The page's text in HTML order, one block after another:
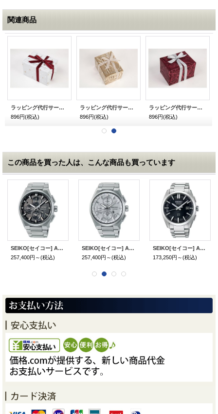
関連商品
ラッピング代行サービス ホワイデー・入学御祝い用 シャイニースター ホワイト
896円(税込)
ラッピング代行サービス ホワイデー・入学御祝い用 ランダム・ライン
896円(税込)
ラッピング代行サービス ホワイデー・入学御祝い用 バーガン・ディ
896円(税込)
この商品を買った人は、こんな商品も買っています
SEIKO[セイコー] ASTRON[アストロン] SBXC163 コアショップ専用モデル NEXTER(ネクスター) ソーラーGPS衛星電波修正 メンズモデル 正規品
257,400円～(税込)
SEIKO[セイコー] ASTRON[アストロン] SBXC159 コアショップ専用モデル NEXTER(ネクスター) ソーラーGPS衛星電波修正 メンズモデル 正規品
257,400円～(税込)
SEIKO[セイコー] ASTRON[アストロン] SBXD035 アストロン オリジン GPSソーラー 3X ソーラーGPS衛星電波修正 メンズモデル 正規品
173,250円～(税込)